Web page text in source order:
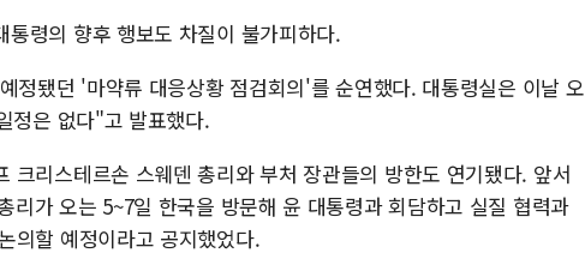
령의 향후 행보도 차질이 불가피하다.
정됐던 '마약류 대응상황 점검회의'를 순연했다. 대통령실은 이날 오
정은 없다"고 발표했다.
크리스테르손 스웨덴 총리와 부처 장관들의 방한도 연기됐다. 앞서
리가 오는 5~7일 한국을 방문해 윤 대통령과 회담하고 실질 협력과
의할 예정이라고 공지했었다.